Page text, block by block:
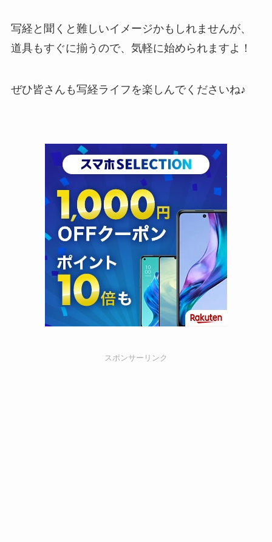
写経と聞くと難しいイメージかもしれませんが、
道具もすぐに揃うので、気軽に始められますよ！
ぜひ皆さんも写経ライフを楽しんでくださいね♪
スポンサーリンク